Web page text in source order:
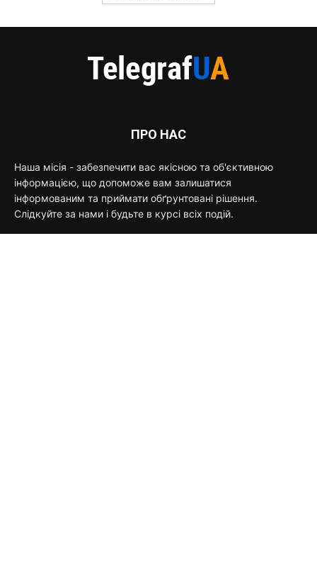
ПРО НАС
Наша місія - забезпечити вас якісною та об'єктивною
інформацією, що допоможе вам залишатися
інформованим та приймати обґрунтовані рішення.
Слідкуйте за нами і будьте в курсі всіх подій.